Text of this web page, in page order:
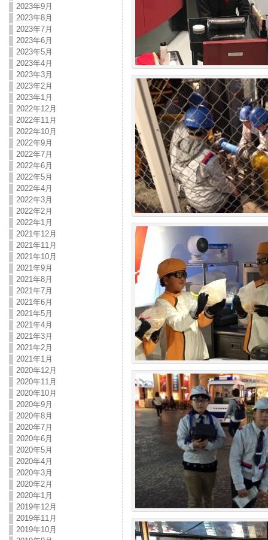
2023年9月
2023年8月
2023年7月
2023年6月
2023年5月
2023年4月
2023年3月
2023年2月
2023年1月
2022年12月
2022年11月
2022年10月
2022年9月
2022年7月
2022年6月
2022年5月
2022年4月
2022年3月
2022年2月
2022年1月
2021年12月
2021年11月
2021年10月
2021年9月
2021年8月
2021年7月
2021年6月
2021年5月
2021年4月
2021年3月
2021年2月
2021年1月
2020年12月
2020年11月
2020年10月
2020年9月
2020年8月
2020年7月
2020年6月
2020年5月
2020年4月
2020年3月
2020年2月
2020年1月
2019年12月
2019年11月
2019年10月